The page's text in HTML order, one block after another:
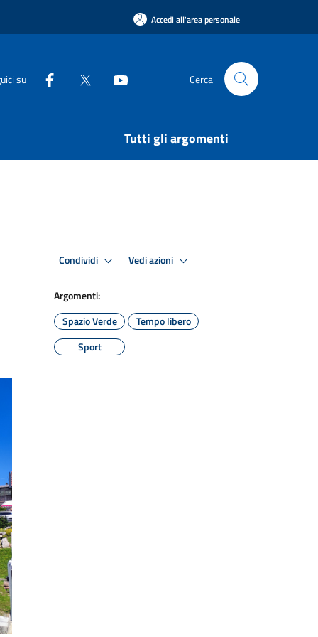
Accedi all'area personale
su Cerca
Tutti gli argomenti
Condividi Vedi azioni
Argomenti:
Spazio Verde
Tempo libero
Sport